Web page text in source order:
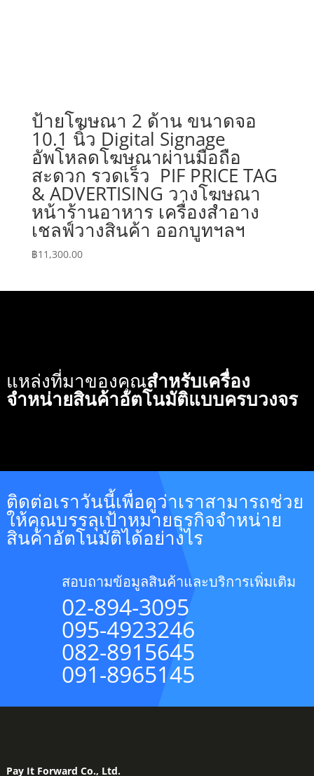
ป้ายโฆษณา 2 ด้าน ขนาดจอ
10.1 นิ้ว Digital Signage
อัพโหลดโฆษณาผ่านมือถือ
สะดวก รวดเร็ว PIF PRICE TAG
& ADVERTISING วางโฆษณา
หน้าร้านอาหาร เครื่องสำอาง
เชลฟ์วางสินค้า ออกบูทฯลฯ
฿11,300.00
แหล่งที่มาของคุณสำหรับเครื่อง
จำหน่ายสินค้าอัตโนมัติแบบครบวงจร
ติดต่อเราวันนี้เพื่อดูว่าเราสามารถช่วย
ให้คุณบรรลุเป้าหมายธุรกิจจำหน่าย
สินค้าอัตโนมัติได้อย่างไร
สอบถามข้อมูลสินค้าและบริการเพิ่มเติม
02-894-3095
095-4923246
082-8915645
091-8965145
Pay It Forward Co., Ltd.